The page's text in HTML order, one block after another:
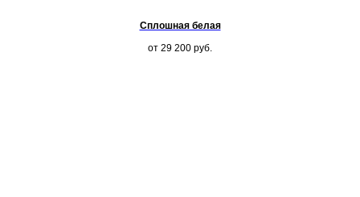
Сплошная белая
от 29 200 руб.